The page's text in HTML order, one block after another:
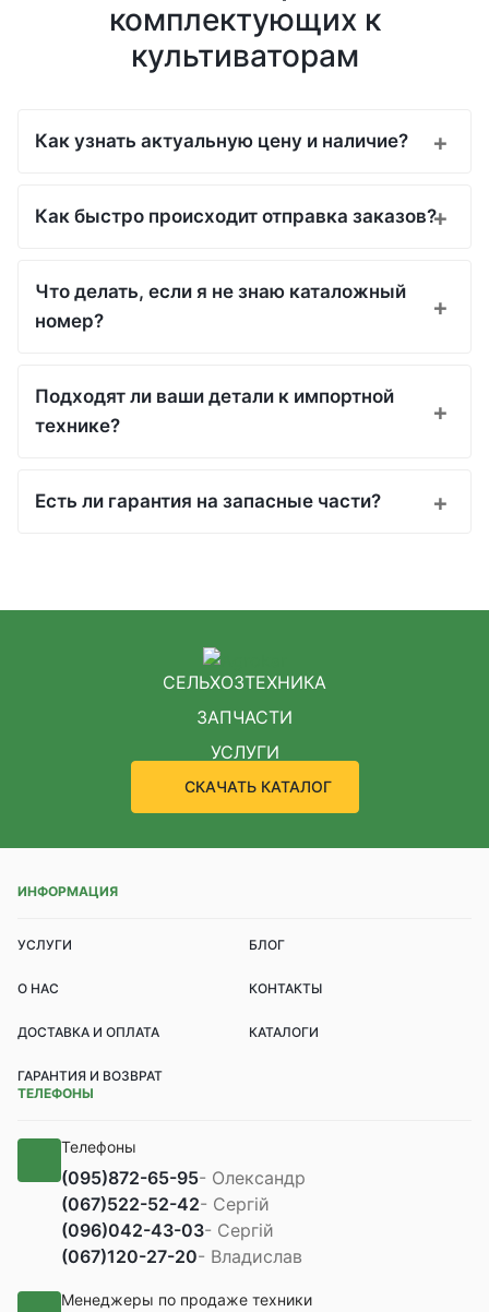
комплектующих к
культиваторам
Как узнать актуальную цену и наличие?
Как быстро происходит отправка заказов?
Что делать, если я не знаю каталожный
номер?
Подходят ли ваши детали к импортной
технике?
Есть ли гарантия на запасные части?
СЕЛЬХОЗТЕХНИКА
ЗАПЧАСТИ
УСЛУГИ
СКАЧАТЬ КАТАЛОГ
ИНФОРМАЦИЯ
УСЛУГИ БЛОГ
О НАС КОНТАКТЫ
ДОСТАВКА И ОПЛАТА КАТАЛОГИ
ГАРАНТИЯ И ВОЗВРАТ
ТЕЛЕФОНЫ
Телефоны
(095)872-65-95- Олександр
(067)522-52-42- Сергій
(096)042-43-03- Сергій
(067)120-27-20- Владислав
Менеджеры по продаже техники